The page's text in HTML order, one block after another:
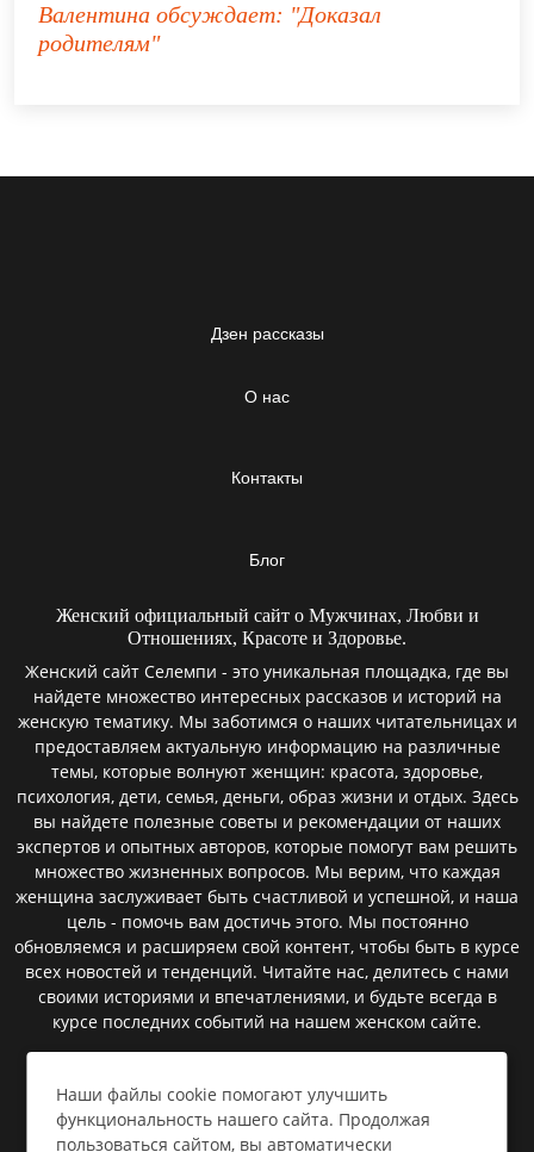
Валентина обсуждает: "Доказал
родителям"
Дзен рассказы
О нас
Контакты
Блог
Женский официальный сайт о Мужчинах, Любви и
Отношениях, Красоте и Здоровье.
Женский сайт Селемпи - это уникальная площадка, где вы
найдете множество интересных рассказов и историй на
женскую тематику. Мы заботимся о наших читательницах и
предоставляем актуальную информацию на различные
темы, которые волнуют женщин: красота, здоровье,
психология, дети, семья, деньги, образ жизни и отдых. Здесь
вы найдете полезные советы и рекомендации от наших
экспертов и опытных авторов, которые помогут вам решить
множество жизненных вопросов. Мы верим, что каждая
женщина заслуживает быть счастливой и успешной, и наша
цель - помочь вам достичь этого. Мы постоянно
обновляемся и расширяем свой контент, чтобы быть в курсе
всех новостей и тенденций. Читайте нас, делитесь с нами
своими историями и впечатлениями, и будьте всегда в
курсе последних событий на нашем женском сайте.
Пользовательское соглашение
Политика конфиденциальности
Наши файлы cookie помогают улучшить
функциональность нашего сайта. Продолжая
пользоваться сайтом, вы автоматически